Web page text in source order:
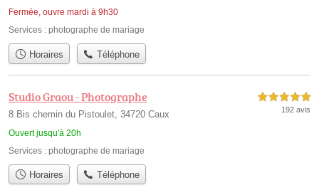
Fermée, ouvre mardi à 9h30
Services : photographe de mariage
Horaires Téléphone
Studio Graou - Photographe
8 Bis chemin du Pistoulet, 34720 Caux
Ouvert jusqu'à 20h
5,0 étoiles sur 5
192 avis
Services : photographe de mariage
Horaires Téléphone